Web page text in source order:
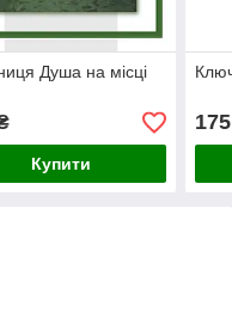
Душа на місці
Купити
175